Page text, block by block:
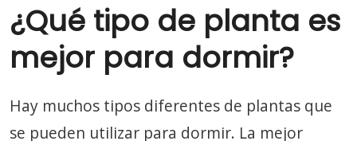
¿Qué tipo de planta es
mejor para dormir?
Hay muchos tipos diferentes de plantas que
se pueden utilizar para dormir. La mejor